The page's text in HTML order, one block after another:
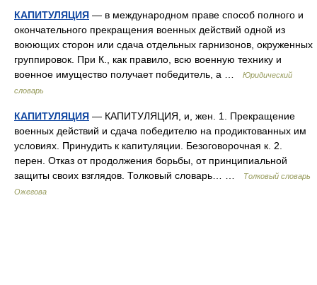
КАПИТУЛЯЦИЯ — в международном праве способ полного и
окончательного прекращения военных действий одной из
воюющих сторон или сдача отдельных гарнизонов, окруженных
группировок. При К., как правило, всю военную технику и
военное имущество получает победитель, а …
Юридический
словарь
КАПИТУЛЯЦИЯ — КАПИТУЛЯЦИЯ, и, жен. 1. Прекращение
военных действий и сдача победителю на продиктованных им
условиях. Принудить к капитуляции. Безоговорочная к. 2.
перен. Отказ от продолжения борьбы, от принципиальной
защиты своих взглядов. Толковый словарь… …
Толковый словарь
Ожегова